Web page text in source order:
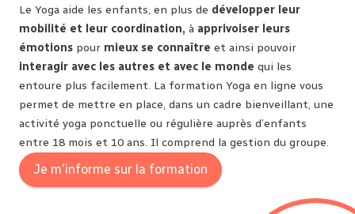
Le Yoga aide les enfants, en plus de développer leur
mobilité et leur coordination, à apprivoiser leurs
émotions pour mieux se connaître et ainsi pouvoir
interagir avec les autres et avec le monde qui les
entoure plus facilement. La formation Yoga en ligne vous
permet de mettre en place, dans un cadre bienveillant, une
activité yoga ponctuelle ou régulière auprès d’enfants
entre 18 mois et 10 ans. Il comprend la gestion du groupe.
Je m'informe sur la formation